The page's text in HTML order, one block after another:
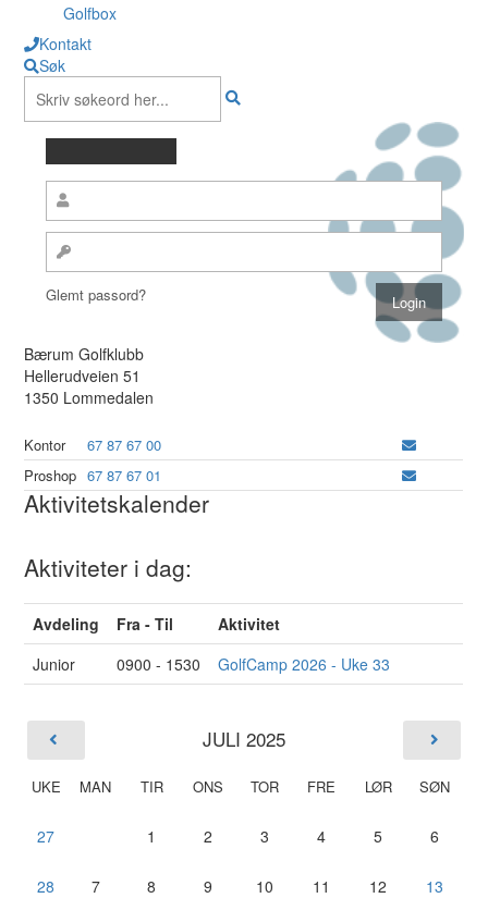
Golfbox
Kontakt
Søk
Glemt passord?
Bærum Golfklubb
Hellerudveien 51
1350 Lommedalen
Kontor
67 87 67 00
Proshop 67 87 67 01
Aktivitetskalender
Aktiviteter i dag:
Avdeling Fra - Til
Aktivitet
Junior
0900 - 1530 GolfCamp 2026 - Uke 33
JULI 2025
UKE MAN TIR ONS TOR FRE LØR SØN
27 1 2 3 4 5 6
28 7 8 9 10 11 12 13